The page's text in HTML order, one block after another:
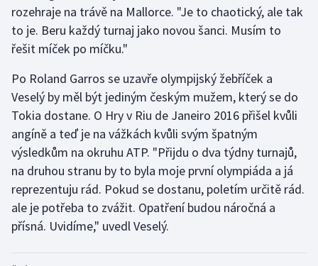
Volejbal
Ostatní
rozehraje na trávě na Mallorce. "Je to chaotický, ale tak
to je. Beru každý turnaj jako novou šanci. Musím to
řešit míček po míčku."
Po Roland Garros se uzavře olympijský žebříček a
Veselý by měl být jediným českým mužem, který se do
Tokia dostane. O Hry v Riu de Janeiro 2016 přišel kvůli
angíně a teď je na vážkách kvůli svým špatným
výsledkům na okruhu ATP. "Přijdu o dva týdny turnajů,
na druhou stranu by to byla moje první olympiáda a já
reprezentuju rád. Pokud se dostanu, poletím určitě rád.
ale je potřeba to zvážit. Opatření budou náročná a
přísná. Uvidíme," uvedl Veselý.